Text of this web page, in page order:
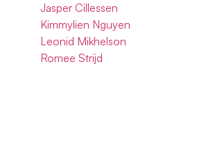
Jasper Cillessen
Kimmylien Nguyen
Leonid Mikhelson
Romee Strijd